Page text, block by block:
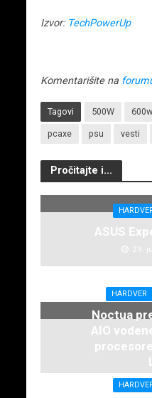
Izvor: TechPowerUp
Komentarišite na
Tagovi 500W 600w
pcaxe psu vesti
Pročitajte i...
ASUS
29.
HARDVER
Noctua
AIO
16.